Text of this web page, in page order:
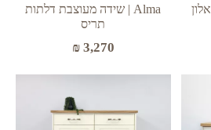
Alma | שידה מעוצבת דלתות
תריס
₪3,270